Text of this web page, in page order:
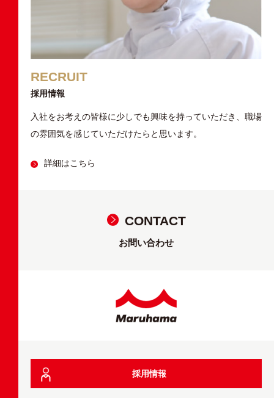
RECRUIT
採用情報
入社をお考えの皆様に少しでも興味を持っていただき、職場
の雰囲気を感じていただけたらと思います。
詳細はこちら
CONTACT
お問い合わせ
採用情報